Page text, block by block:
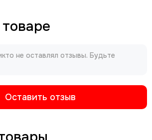
не оставлял отзывы. Будьте
Оставить отзыв